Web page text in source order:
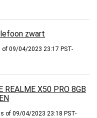
zwart
of 09/04/2023 23:17 PST-
REALME X50 PRO 8GB
of 09/04/2023 23:18 PST-